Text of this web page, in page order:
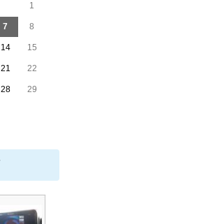
1
7 8
14 15
21 22
28 29